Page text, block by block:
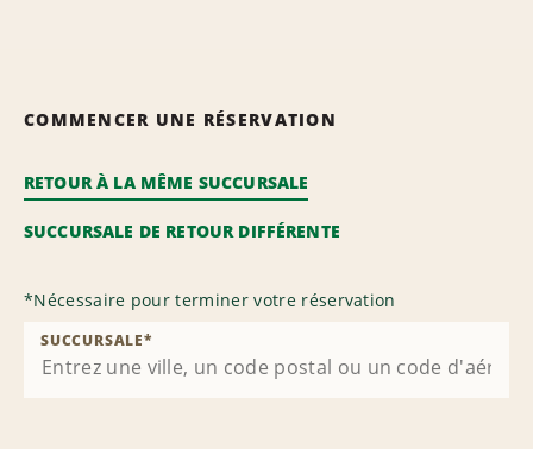
COMMENCER UNE RÉSERVATION
RETOUR À LA MÊME SUCCURSALE
SUCCURSALE DE RETOUR DIFFÉRENTE
*Nécessaire pour terminer votre réservation
SUCCURSALE*